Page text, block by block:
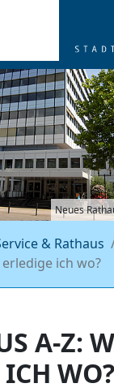
Neues
& Rathaus
erledige ich wo?
A-Z:
ICH WO?